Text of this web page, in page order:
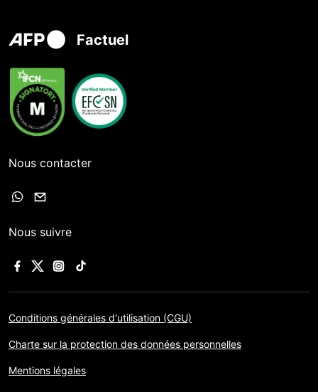
Factuel
Nous contacter
Nous suivre
Conditions générales d'utilisation (CGU)
Charte sur la protection des données personnelles
Mentions légales